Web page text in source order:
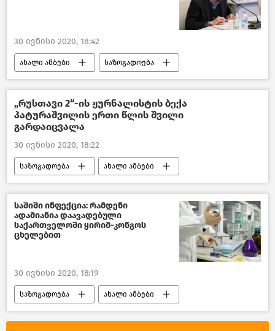
30 ივნისი 2020, 18:42
ახალი ამბები საზოგადოება
საქართველო COVID-19
„რუსთავი 2“-ის ჟურნალისტის ბექა
პატურაშვილის ერთი წლის შვილი
გარდაიცვალა
30 ივნისი 2020, 18:22
საზოგადოება ახალი ამბები
საქართველო
საშიში ინფექცია: რამდენი
ადამიანია დაავადებული
საქართველოში ყირიმ-კონგოს
ცხელებით
30 ივნისი 2020, 18:19
საზოგადოება ახალი ამბები
ჯანდაცვა საქართველოში